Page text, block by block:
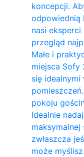
koncepcji.
odpowiednią
nasi
przegląd
Małe i
miejsca Sofy
się idealnymi
pokoju
Idealnie
maksymalnej
zwłaszcza
może